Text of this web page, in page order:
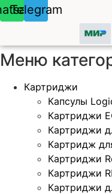
Telegram
Меню
Картриджи
Капсулы
Картриджи
Картриджи
Картридж
Картриджи
Картриджи
Картриджи